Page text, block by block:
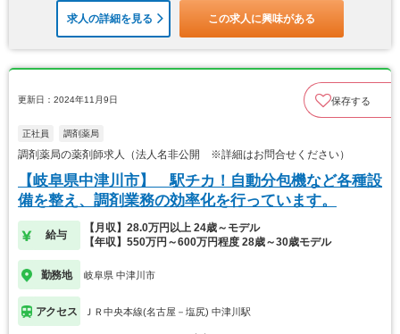
求人の詳細を見る この求人に興味がある
更新日：2024年11月9日 保存する
正社員 調剤薬局
調剤薬局の薬剤師求人（法人名非公開 ※詳細はお問合せください）
【岐阜県中津川市】 駅チカ！自動分包機など各種設
備を整え、調剤業務の効率化を行っています。
給与
【月収】28.0万円以上 24歳～モデル
【年収】550万円～600万円程度 28歳～30歳モデル
勤務地 岐阜県 中津川市
アクセス ＪＲ中央本線(名古屋－塩尻) 中津川駅